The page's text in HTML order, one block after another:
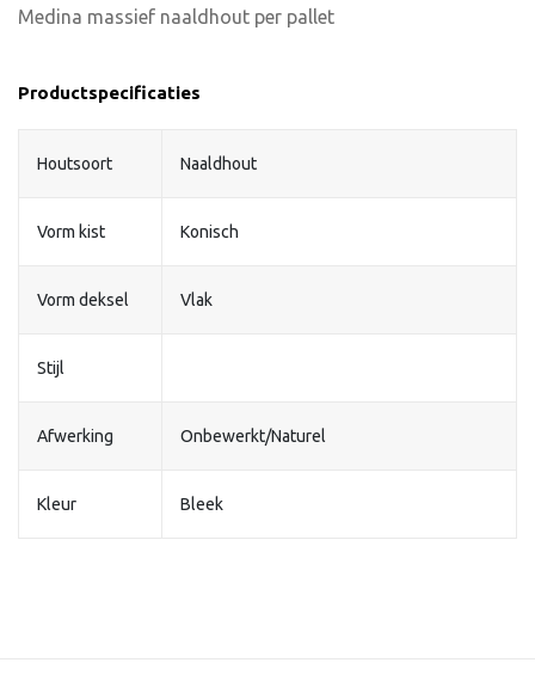
Medina massief naaldhout per pallet
Productspecificaties
Houtsoort Naaldhout
Vorm kist Konisch
Vorm deksel Vlak
Stijl
Afwerking Onbewerkt/Naturel
Kleur Bleek